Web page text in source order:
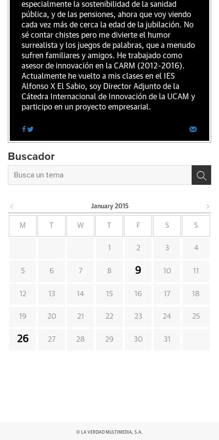
especialmente la sostenibilidad de la sanidad
pública, y de las pensiones, ahora que voy viendo
cada vez más de cerca la edad de la jubilación. No
sé contar chistes pero me divierte el humor
surrealista y los juegos de palabras, que a menudo
sufren familiares y amigos. He trabajado como
asesor de innovación en la CARM (2012-2016).
Actualmente he vuelto a mis clases en el IES
Alfonso X El Sabio, soy Director Adjunto de la
Cátedra Internacional de Innovación de la UCAM y
participo en un proyecto empresarial.
Buscador
January 2015
M W F S S
1 2 3 4
5 6 7 8 9 10 11
12 13 14 15 16 17 18
19 20 21 22 23 24 25
26 27 28 29 30 31
© LA VERDAD MULTIMEDIA, S.A.